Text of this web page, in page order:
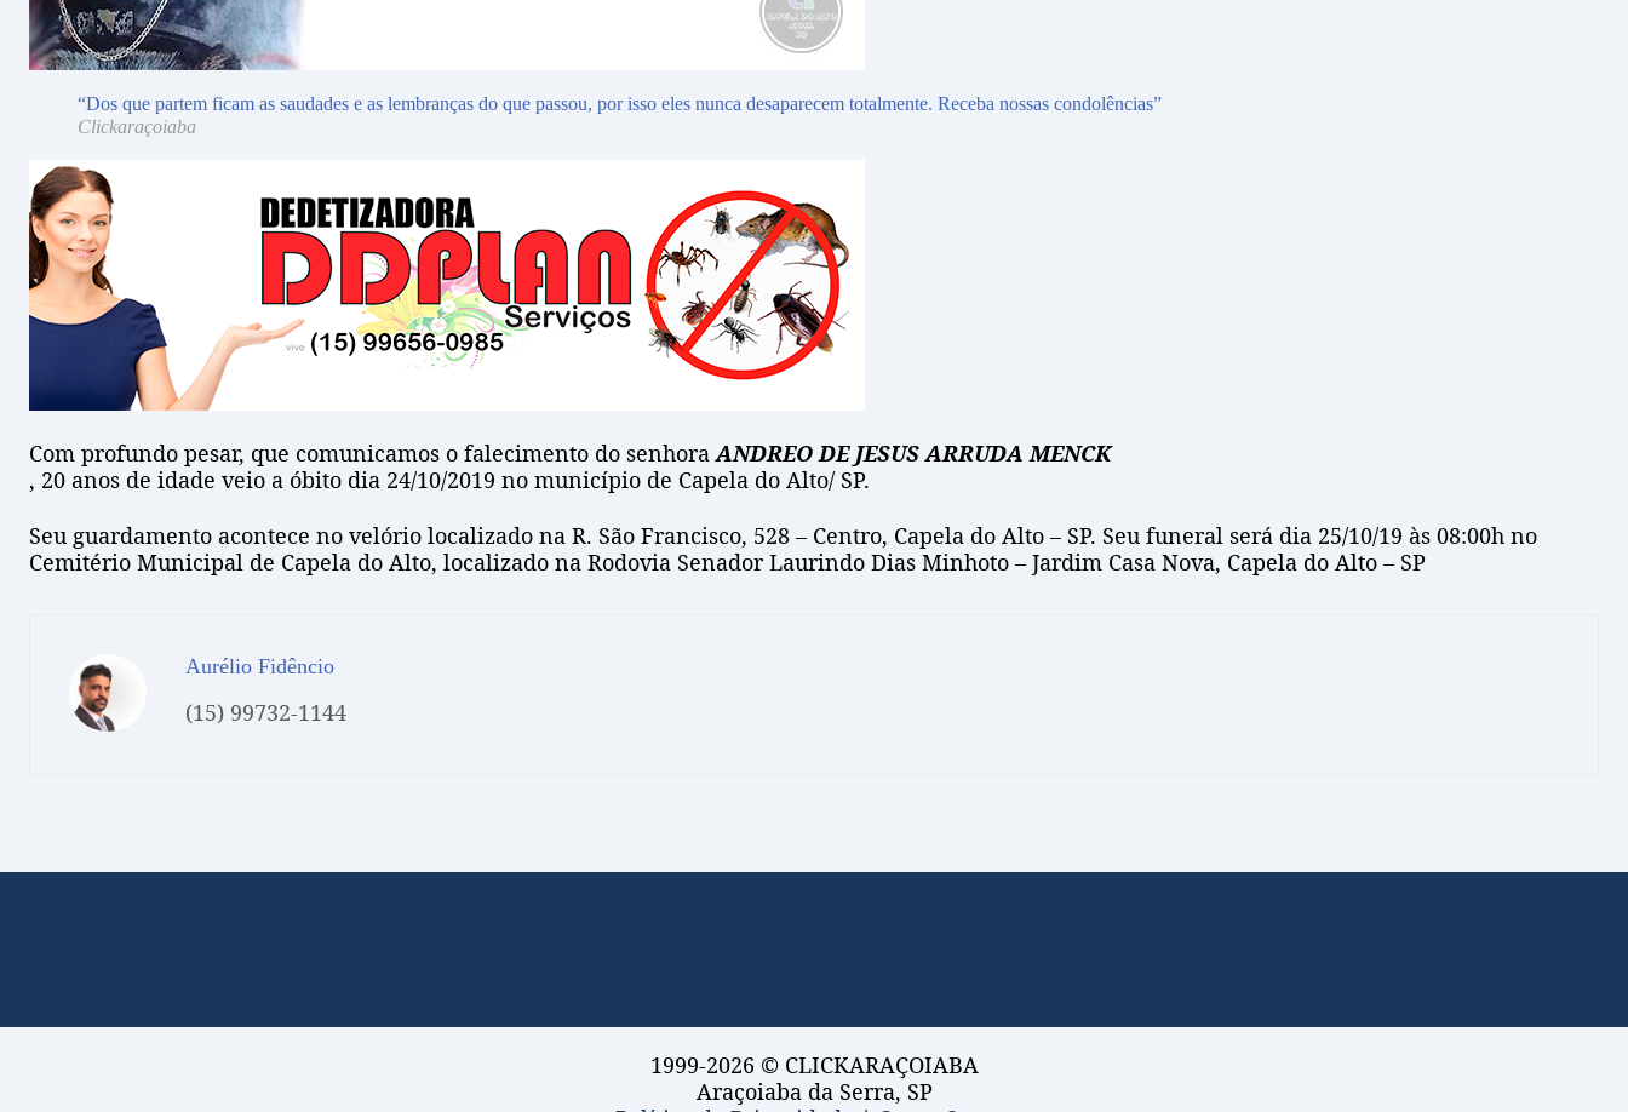
“Dos que partem ficam as saudades e as lembranças do que passou, por isso eles nunca desaparecem totalmente. Receba nossas condolências”
Clickaraçoiaba
Com profundo pesar, que comunicamos o falecimento do senhoraANDREO DE JESUS ARRUDA MENCK
, 20 anos de idade veio a óbito dia 24/10/2019 no município de Capela do Alto/ SP.
Seu guardamento acontece no velório localizado na R. São Francisco, 528 – Centro, Capela do Alto – SP. Seu funeral será dia 25/10/19 às 08:00h no
Cemitério Municipal de Capela do Alto, localizado na Rodovia Senador Laurindo Dias Minhoto – Jardim Casa Nova, Capela do Alto – SP
Aurélio Fidêncio
(15) 99732-1144
1999-2026 © CLICKARAÇOIABA
Araçoiaba da Serra, SP